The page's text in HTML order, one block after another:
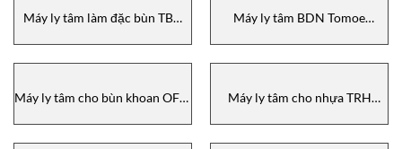
Máy ly tâm làm đặc bùn TBD
Máy ly tâm BDN Tomoe
Máy ly tâm cho bùn khoan OFM
Máy ly tâm cho nhựa TRH